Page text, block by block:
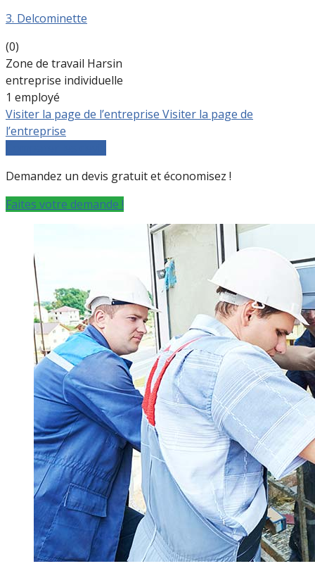
3. Delcominette
(0)
Zone de travail Harsin
entreprise individuelle
1 employé
Visiter la page de l’entreprise Visiter la page de
l’entreprise
Demandez un devis gratuit et économisez !
Faites votre demande !